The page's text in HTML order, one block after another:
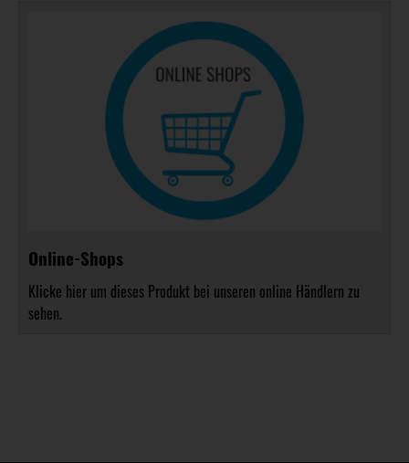
Online-Shops
Klicke hier um dieses Produkt bei unseren online Händlern zu
sehen.